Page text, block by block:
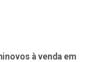
à venda em